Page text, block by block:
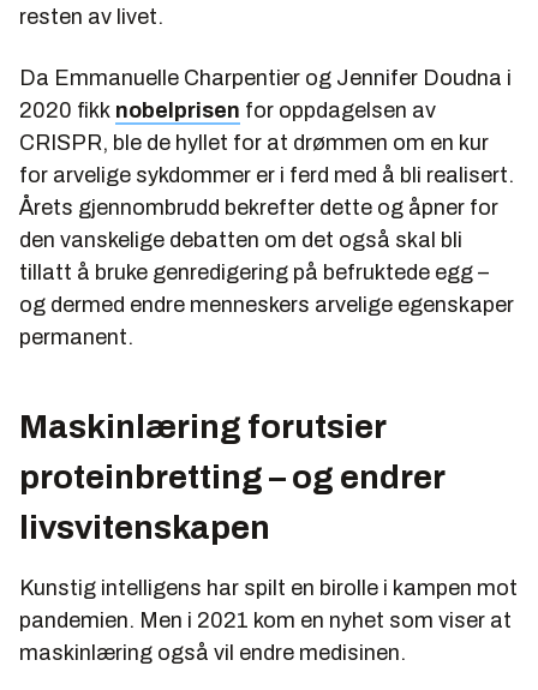
resten av livet.
Da Emmanuelle Charpentier og Jennifer Doudna i
2020 fikk nobelprisen for oppdagelsen av
CRISPR, ble de hyllet for at drømmen om en kur
for arvelige sykdommer er i ferd med å bli realisert.
Årets gjennombrudd bekrefter dette og åpner for
den vanskelige debatten om det også skal bli
tillatt å bruke genredigering på befruktede egg –
og dermed endre menneskers arvelige egenskaper
permanent.
Maskinlæring forutsier
proteinbretting – og endrer
livsvitenskapen
Kunstig intelligens har spilt en birolle i kampen mot
pandemien. Men i 2021 kom en nyhet som viser at
maskinlæring også vil endre medisinen.